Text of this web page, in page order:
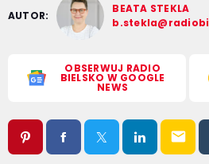
AUTOR:
BEATA STEKLA
OBSERWUJ RADIO
BIELSKO W GOOGLE
NEWS
email